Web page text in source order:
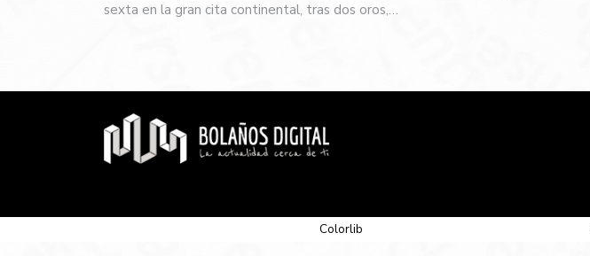
sexta en la gran cita continental, tras dos oros,…
Colorlib